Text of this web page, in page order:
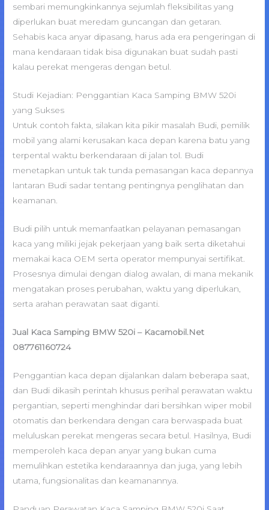
sembari memungkinkannya sejumlah fleksibilitas yang
diperlukan buat meredam guncangan dan getaran.
Sehabis kaca anyar dipasang, harus ada era pengeringan di
mana kendaraan tidak bisa digunakan buat sudah pasti
kalau perekat mengeras dengan betul.
Studi Kejadian: Penggantian Kaca Samping BMW 520i
yang Sukses
Untuk contoh fakta, silakan kita pikir masalah Budi, pemilik
mobil yang alami kerusakan kaca depan karena batu yang
terpental waktu berkendaraan di jalan tol. Budi
menetapkan untuk tak tunda pemasangan kaca depannya
lantaran Budi sadar tentang pentingnya penglihatan dan
keamanan.
Budi pilih untuk memanfaatkan pelayanan pemasangan
kaca yang miliki jejak pekerjaan yang baik serta diketahui
memakai kaca OEM serta operator mempunyai sertifikat.
Prosesnya dimulai dengan dialog awalan, di mana mekanik
mengatakan proses perubahan, waktu yang diperlukan,
serta arahan perawatan saat diganti.
Jual Kaca Samping BMW 520i – Kacamobil.Net
087761160724
Penggantian kaca depan dijalankan dalam beberapa saat,
dan Budi dikasih perintah khusus perihal perawatan waktu
pergantian, seperti menghindar dari bersihkan wiper mobil
otomatis dan berkendara dengan cara berwaspada buat
meluluskan perekat mengeras secara betul. Hasilnya, Budi
memperoleh kaca depan anyar yang bukan cuma
memulihkan estetika kendaraannya dan juga, yang lebih
utama, fungsionalitas dan keamanannya.